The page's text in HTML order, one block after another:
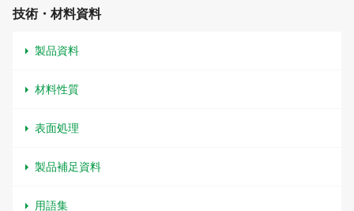
技術・材料資料
製品資料
材料性質
表面処理
製品補足資料
用語集